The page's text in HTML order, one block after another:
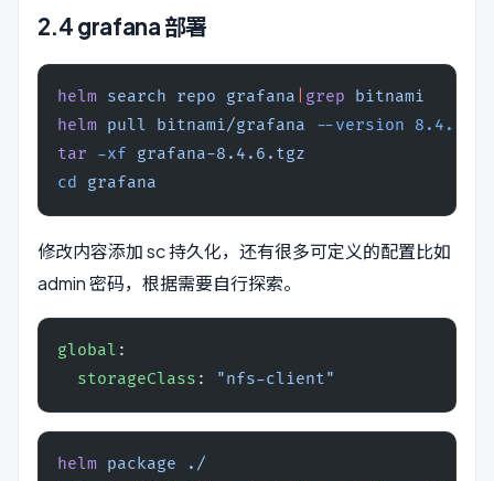
2.4 grafana 部署
helm search repo grafana grep bitnami
helm pull bitnami/grafana --version 8.4.6
tar -xf grafana-8.4.6.tgz
cd grafana
修改内容添加 sc 持久化，还有很多可定义的配置比如
admin 密码，根据需要自行探索。
global :
  storageClass
: "nfs-client"
helm package ./